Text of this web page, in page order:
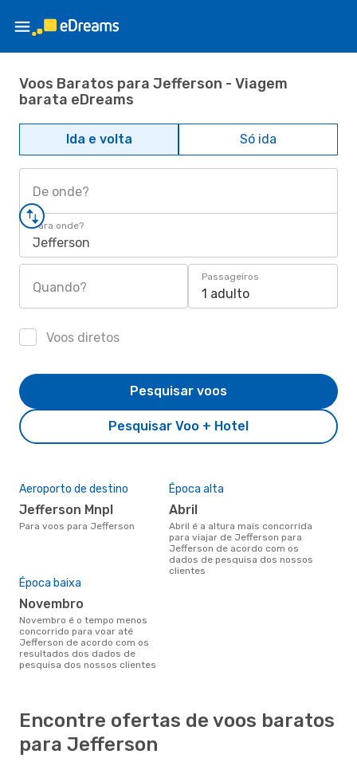
Voos Baratos para Jefferson - Viagem
barata eDreams
Ida e volta Só ida
De onde?
Para onde?
Jefferson
Quando?
Passageiros
1 adulto
Voos diretos
Pesquisar Voo + Hotel
Pesquisar voos
Aeroporto de destino
Jefferson Mnpl
Para voos para Jefferson
Época alta
abril
abril é a altura mais concorrida
para viajar de Jefferson para
Jefferson de acordo com os
dados de pesquisa dos nossos
clientes
Época baixa
novembro
novembro é o tempo menos
concorrido para voar até
Jefferson de acordo com os
resultados dos dados de
pesquisa dos nossos clientes
Encontre ofertas de voos baratos
para Jefferson